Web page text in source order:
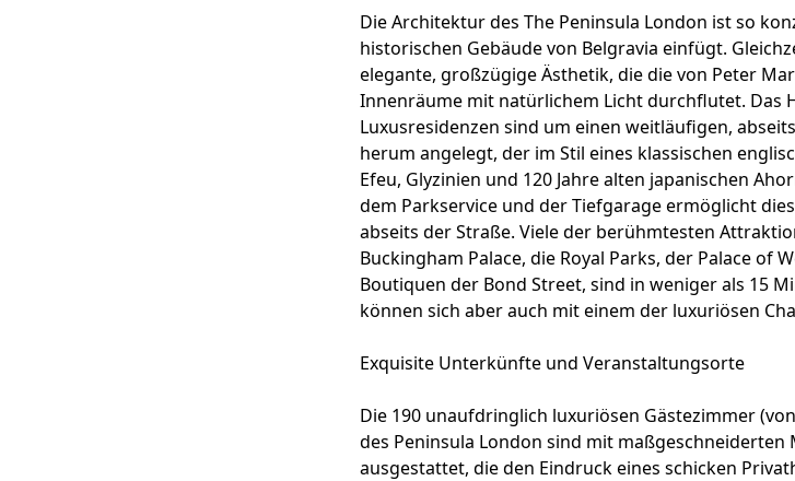
Die Architektur des The Peninsula London ist so
historischen Gebäude von Belgravia einfügt.
elegante, großzügige Ästhetik, die die von Peter
Innenräume mit natürlichem Licht durchflutet. Das
Luxusresidenzen sind um einen weitläufigen,
herum angelegt, der im Stil eines klassischen
Efeu, Glyzinien und 120 Jahre alten japanischen
dem Parkservice und der Tiefgarage ermöglicht
abseits der Straße. Viele der berühmtesten
Buckingham Palace, die Royal Parks, der Palace of
Boutiquen der Bond Street, sind in weniger als 15
können sich aber auch mit einem der luxuriösen
Exquisite Unterkünfte und Veranstaltungsorte
Die 190 unaufdringlich luxuriösen Gästezimmer
des Peninsula London sind mit
ausgestattet, die den Eindruck eines schicken